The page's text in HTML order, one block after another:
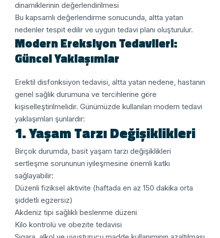
dinamiklerinin değerlendirilmesi
Bu kapsamlı değerlendirme sonucunda, altta yatan
nedenler tespit edilir ve uygun tedavi planı oluşturulur.
Modern Ereksiyon Tedavileri:
Güncel Yaklaşımlar
Erektil disfonksiyon tedavisi, altta yatan nedene, hastanın
genel sağlık durumuna ve tercihlerine göre
kişiselleştirilmelidir. Günümüzde kullanılan modern tedavi
yaklaşımları şunlardır:
1. Yaşam Tarzı Değişiklikleri
Birçok durumda, basit yaşam tarzı değişiklikleri
sertleşme sorununun iyileşmesine önemli katkı
sağlayabilir:
Düzenli fiziksel aktivite (haftada en az 150 dakika orta
şiddetli egzersiz)
Akdeniz tipi sağlıklı beslenme düzeni
Kilo kontrolü ve obezite tedavisi